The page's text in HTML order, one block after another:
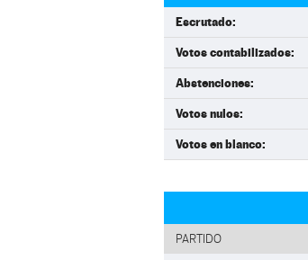
Escrutado:
Votos contabilizados:
Abstenciones:
Votos nulos:
Votos en blanco:
PARTIDO